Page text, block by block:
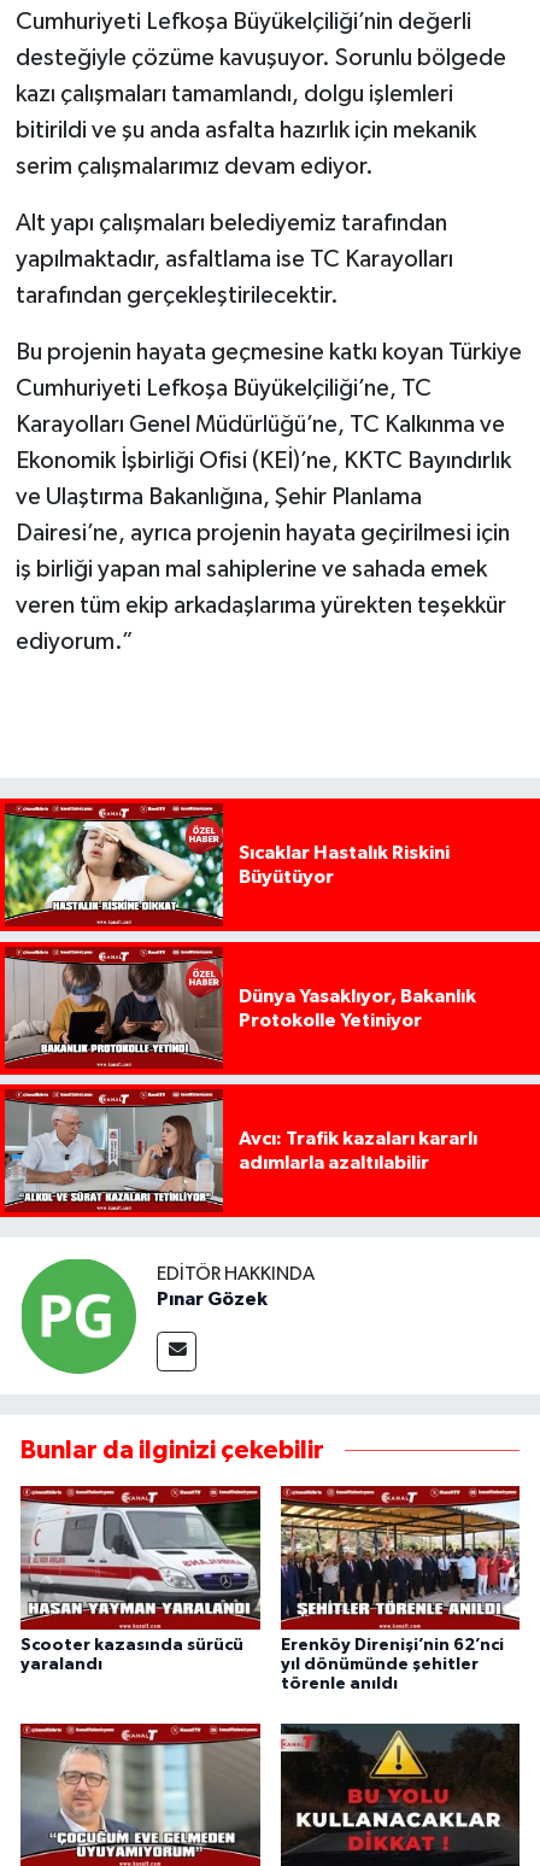
Cumhuriyeti Lefkoşa Büyükelçiliği’nin değerli
desteğiyle çözüme kavuşuyor. Sorunlu bölgede
kazı çalışmaları tamamlandı, dolgu işlemleri
bitirildi ve şu anda asfalta hazırlık için mekanik
serim çalışmalarımız devam ediyor.
Alt yapı çalışmaları belediyemiz tarafından
yapılmaktadır, asfaltlama ise TC Karayolları
tarafından gerçekleştirilecektir.
Bu projenin hayata geçmesine katkı koyan Türkiye
Cumhuriyeti Lefkoşa Büyükelçiliği’ne, TC
Karayolları Genel Müdürlüğü’ne, TC Kalkınma ve
Ekonomik İşbirliği Ofisi (KEİ)’ne, KKTC Bayındırlık
ve Ulaştırma Bakanlığına, Şehir Planlama
Dairesi’ne, ayrıca projenin hayata geçirilmesi için
iş birliği yapan mal sahiplerine ve sahada emek
veren tüm ekip arkadaşlarıma yürekten teşekkür
ediyorum.”
Sıcaklar Hastalık Riskini
Büyütüyor
Dünya Yasaklıyor, Bakanlık
Protokolle Yetiniyor
Avcı: Trafik kazaları kararlı
adımlarla azaltılabilir
EDITÖR HAKKINDA
Pınar Gözek
Bunlar da ilginizi çekebilir
Scooter kazasında sürücü
yaralandı
Erenköy Direnişi’nin 62’nci
yıl dönümünde şehitler
törenle anıldı